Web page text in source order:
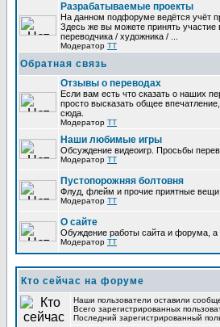
Разрабатываемые проекты
На данном подфоруме ведётся учёт
Здесь же вы можете принять
переводчика / художника / ...
Модератор TT
Обратная связь
Отзывы о переводах
Если вам есть что сказать о наших
просто высказать общее
сюда.
Модератор TT
Наши любимые игры
Обсуждение видеоигр. Просьбы
Модератор TT
Пустопорожняя болтовня
Флуд, флейм и прочие приятные
Модератор TT
О сайте
Обуждение работы сайта и форума, а
Модератор TT
Кто сейчас на форуме
Наши пользователи оставили
Всего зарегистрированных
Последний зарегистрированный